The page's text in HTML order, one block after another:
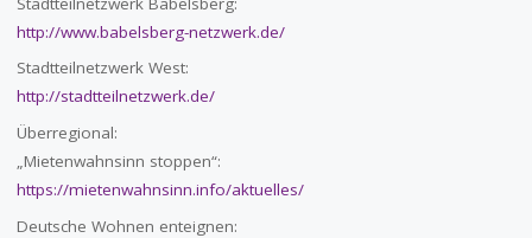
http://www.babelsberg-netzwerk.de/
Stadtteilnetzwerk West:
http://stadtteilnetzwerk.de/
Überregional:
„Mietenwahnsinn stoppen“:
https://mietenwahnsinn.info/aktuelles/
Deutsche Wohnen enteignen: